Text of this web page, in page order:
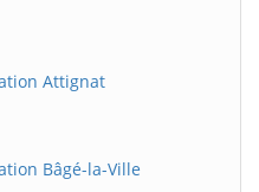
Attignat
Bâgé-la-Ville